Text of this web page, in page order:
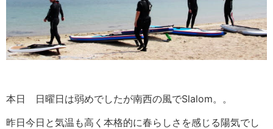
本日 日曜日は弱めでしたが南西の風でSlalom。。
昨日今日と気温も高く本格的に春らしさを感じる陽気でし